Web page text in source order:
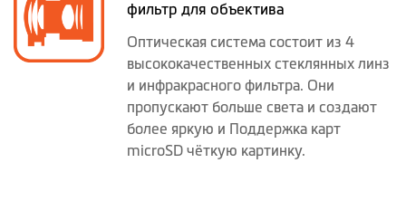
фильтр для объектива
Оптическая система состоит из 4
высококачественных стеклянных линз
и инфракрасного фильтра. Они
пропускают больше света и создают
более яркую и Поддержка карт
microSD чёткую картинку.